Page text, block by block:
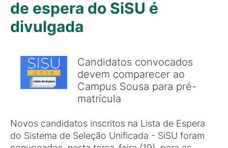
de espera do SiSU é
divulgada
Candidatos convocados
devem comparecer ao
Campus Sousa para pré-
matrícula
Novos candidatos inscritos na Lista de Espera
do Sistema de Seleção Unificada - SiSU foram